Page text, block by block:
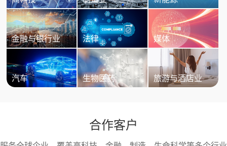
金融与银行业 法律 媒体
汽车 生物医药 旅游与酒店业
合作客户